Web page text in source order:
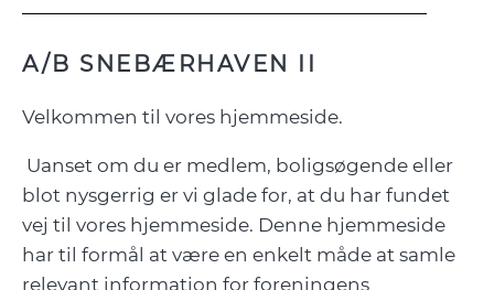
A/B SNEBÆRHAVEN II
Velkommen til vores hjemmeside.
Uanset om du er medlem, boligsøgende eller
blot nysgerrig er vi glade for, at du har fundet
vej til vores hjemmeside. Denne hjemmeside
har til formål at være en enkelt måde at samle
relevant information for foreningens